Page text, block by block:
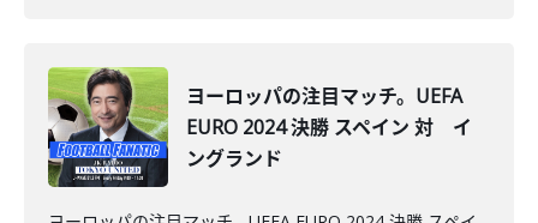
ヨーロッパの注目マッチ。UEFA
EURO 2024 決勝 スペイン 対 イ
ングランド